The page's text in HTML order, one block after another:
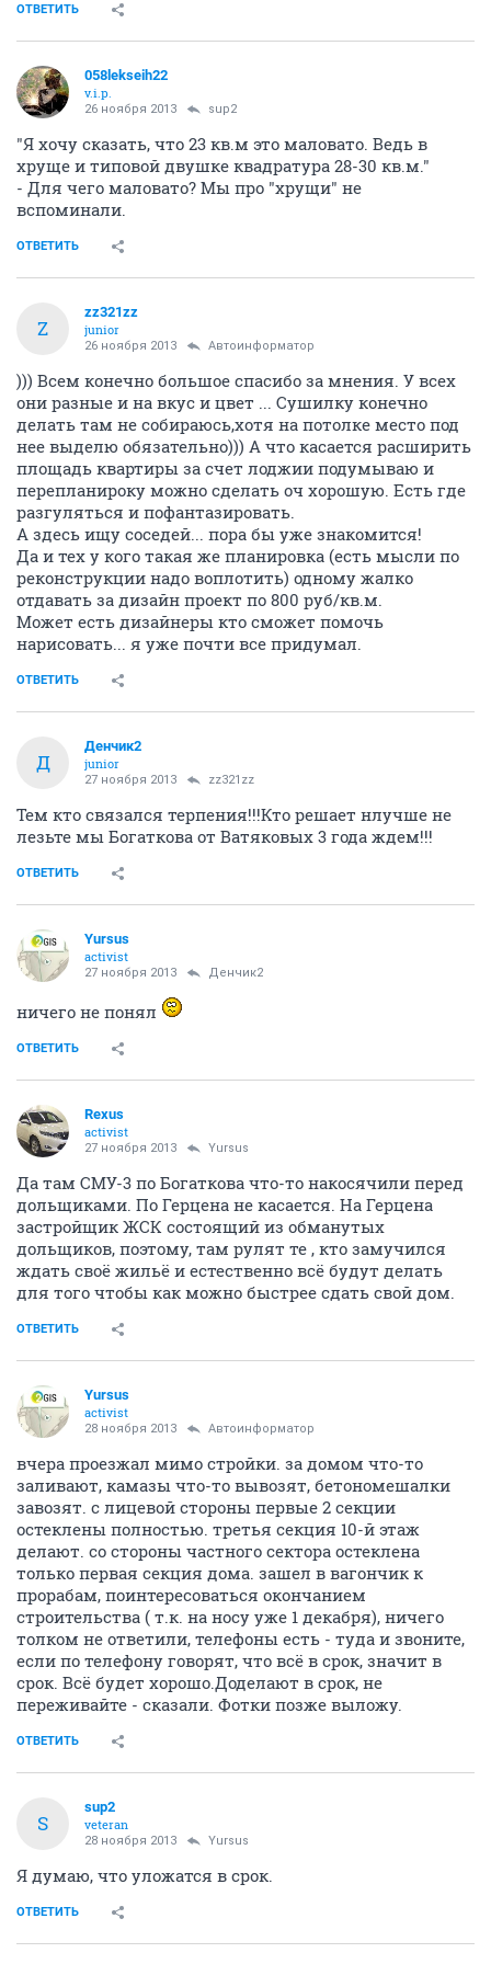
ОТВЕТИТЬ
058lekseih22
v.i.p.
26 ноября 2013 sup2
"Я хочу сказать, что 23 кв.м это маловато. Ведь в
хруще и типовой двушке квадратура 28-30 кв.м."
- Для чего маловато? Мы про "хрущи" не
вспоминали.
ОТВЕТИТЬ
Z
zz321zz
junior
26 ноября 2013 Автоинформатор
))) Всем конечно большое спасибо за мнения. У всех
они разные и на вкус и цвет ... Сушилку конечно
делать там не собираюсь,хотя на потолке место под
нее выделю обязательно))) А что касается расширить
площадь квартиры за счет лоджии подумываю и
перепланироку можно сделать оч хорошую. Есть где
разгуляться и пофантазировать.
А здесь ищу соседей... пора бы уже знакомится!
Да и тех у кого такая же планировка (есть мысли по
реконструкции надо воплотить) одному жалко
отдавать за дизайн проект по 800 руб/кв.м.
Может есть дизайнеры кто сможет помочь
нарисовать... я уже почти все придумал.
ОТВЕТИТЬ
Д
Денчик2
junior
27 ноября 2013 zz321zz
Тем кто связался терпения!!!Кто решает нлучше не
лезьте мы Богаткова от Ватяковых 3 года ждем!!!
ОТВЕТИТЬ
Yursus
activist
27 ноября 2013 Денчик2
ничего не понял
ОТВЕТИТЬ
Rexus
activist
27 ноября 2013 Yursus
Да там СМУ-3 по Богаткова что-то накосячили перед
дольщиками. По Герцена не касается. На Герцена
застройщик ЖСК состоящий из обманутых
дольщиков, поэтому, там рулят те , кто замучился
ждать своё жильё и естественно всё будут делать
для того чтобы как можно быстрее сдать свой дом.
ОТВЕТИТЬ
Yursus
activist
28 ноября 2013 Автоинформатор
вчера проезжал мимо стройки. за домом что-то
заливают, камазы что-то вывозят, бетономешалки
завозят. с лицевой стороны первые 2 секции
остеклены полностью. третья секция 10-й этаж
делают. со стороны частного сектора остеклена
только первая секция дома. зашел в вагончик к
прорабам, поинтересоваться окончанием
строительства ( т.к. на носу уже 1 декабря), ничего
толком не ответили, телефоны есть - туда и звоните,
если по телефону говорят, что всё в срок, значит в
срок. Всё будет хорошо.Доделают в срок, не
переживайте - сказали. Фотки позже выложу.
ОТВЕТИТЬ
S
sup2
veteran
28 ноября 2013 Yursus
Я думаю, что уложатся в срок.
ОТВЕТИТЬ